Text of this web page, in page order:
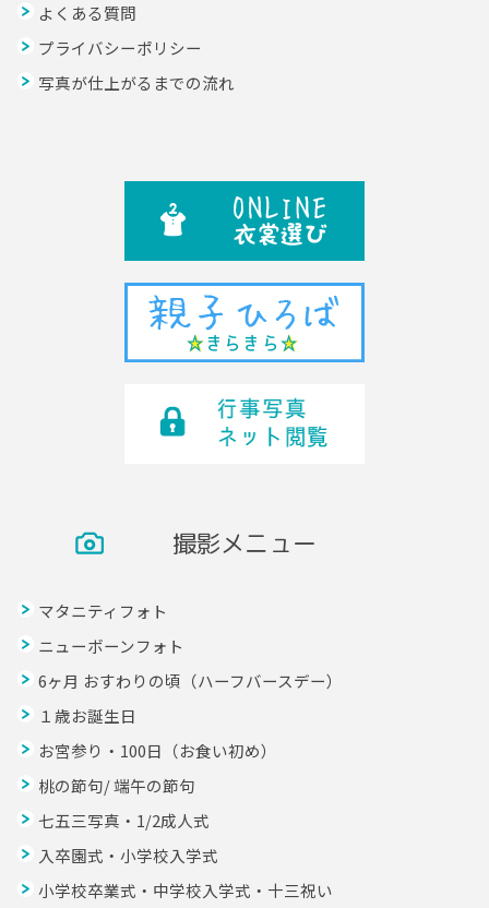
よくある質問
プライバシーポリシー
写真が仕上がるまでの流れ
撮影メニュー
マタニティフォト
ニューボーンフォト
6ヶ月 おすわりの頃（ハーフバースデー）
１歳お誕生日
お宮参り・100日（お食い初め）
桃の節句/ 端午の節句
七五三写真・1/2成人式
入卒園式・小学校入学式
小学校卒業式・中学校入学式・十三祝い